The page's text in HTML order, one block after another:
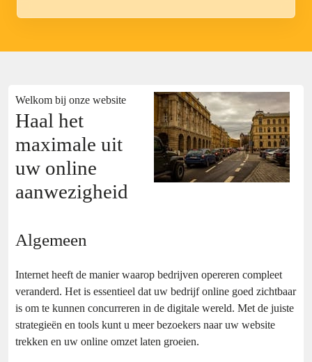
Welkom bij onze website
Haal het
maximale uit
uw online
aanwezigheid
Algemeen
Internet heeft de manier waarop bedrijven opereren compleet
veranderd. Het is essentieel dat uw bedrijf online goed zichtbaar
is om te kunnen concurreren in de digitale wereld. Met de juiste
strategieën en tools kunt u meer bezoekers naar uw website
trekken en uw online omzet laten groeien.